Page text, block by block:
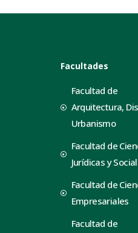
Facultades
Facultad de
Arquitectura,
Urbanismo
Facultad de
Jurídicas y
Facultad de
Empresariales
Facultad de